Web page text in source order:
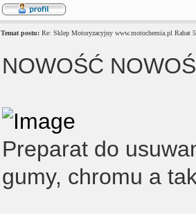
Temat postu: Re: Sklep Motoryzacyjny www.motochemia.pl Rabat
NOWOŚĆ
Preparat do
gumy, chromu a